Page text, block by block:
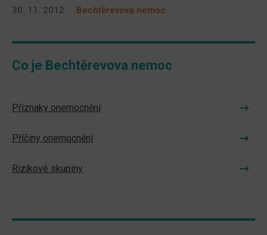
30. 11. 2012 Bechtěrevova nemoc
Co je Bechtěrevova nemoc
Příznaky onemocnění
Příčiny onemocnění
Rizikové skupiny